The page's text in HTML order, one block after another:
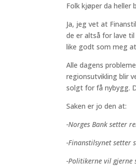
Folk kjøper da heller
Ja, jeg vet at
de er altså for lave
like godt som meg
Alle dagens
regionsutvikling blir
solgt for få nybygg.
Saken er jo den at:
-Norges Bank setter
-Finanstilsynet setter
-Politikerne vil gjerne